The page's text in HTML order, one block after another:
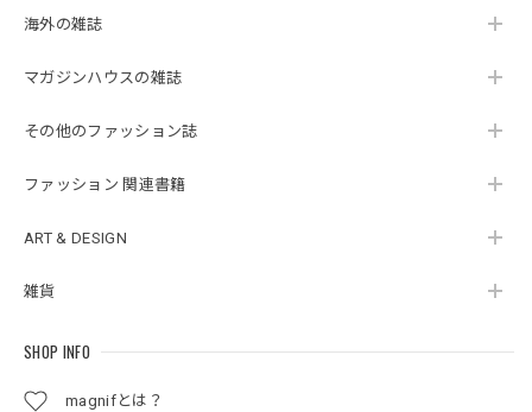
海外の雑誌
マガジンハウスの雑誌
その他のファッション誌
ファッション 関連書籍
ART & DESIGN
雑貨
SHOP INFO
magnifとは？